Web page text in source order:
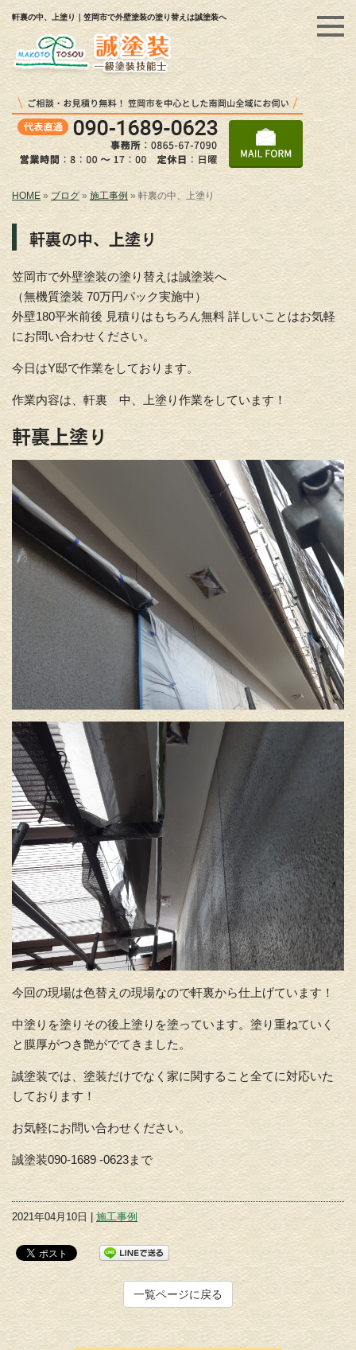
軒裏の中、上塗り｜笠岡市で外壁塗装の塗り替えは誠塗装へ
HOME» ブログ» 施工事例 » 軒裏の中、上塗り
軒裏の中、上塗り
笠岡市で外壁塗装の塗り替えは誠塗装へ
（無機質塗装 70万円パック実施中）
外壁180平米前後 見積りはもちろん無料 詳しいことはお気軽
にお問い合わせください。
今日はY邸で作業をしております。
作業内容は、軒裏 中、上塗り作業をしています！
軒裏上塗り
今回の現場は色替えの現場なので軒裏から仕上げています！
中塗りを塗りその後上塗りを塗っています。塗り重ねていく
と膜厚がつき艶がでてきました。
誠塗装では、塗装だけでなく家に関すること全てに対応いた
しております！
お気軽にお問い合わせください。
誠塗装090-1689 -0623まで
2021年04月10日 | 施工事例
一覧ページに戻る